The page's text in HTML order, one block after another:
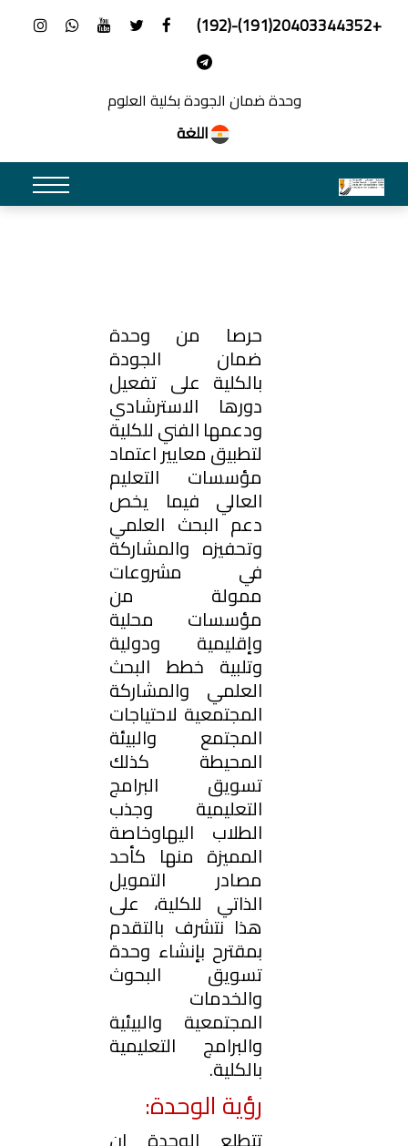
+20403344352(191)-(192)
وحدة ضمان الجودة بكلية العلوم
اللغة
حرصا من وحدة
ضمان الجودة
بالكلية على تفعيل
دورها الاسترشادي
ودعمها الفني للكلية
لتطبيق معايير اعتماد
مؤسسات التعليم
العالي فيما يخص
دعم البحث العلمي
وتحفيزه والمشاركة
في مشروعات
ممولة من
مؤسسات محلية
وإقليمية ودولية
وتلبية خطط البحث
العلمي والمشاركة
المجتمعية لاحتياجات
المجتمع والبيئة
المحيطة كذلك
تسويق البرامج
التعليمية وجذب
الطلاب اليهاوخاصة
المميزة منها كأحد
مصادر التمويل
الذاتي للكلية، على
هذا نتشرف بالتقدم
بمقترح بإنشاء وحدة
تسويق البحوث
والخدمات
المجتمعية والبيئية
والبرامج التعليمية
بالكلية.
رؤية الوحدة: